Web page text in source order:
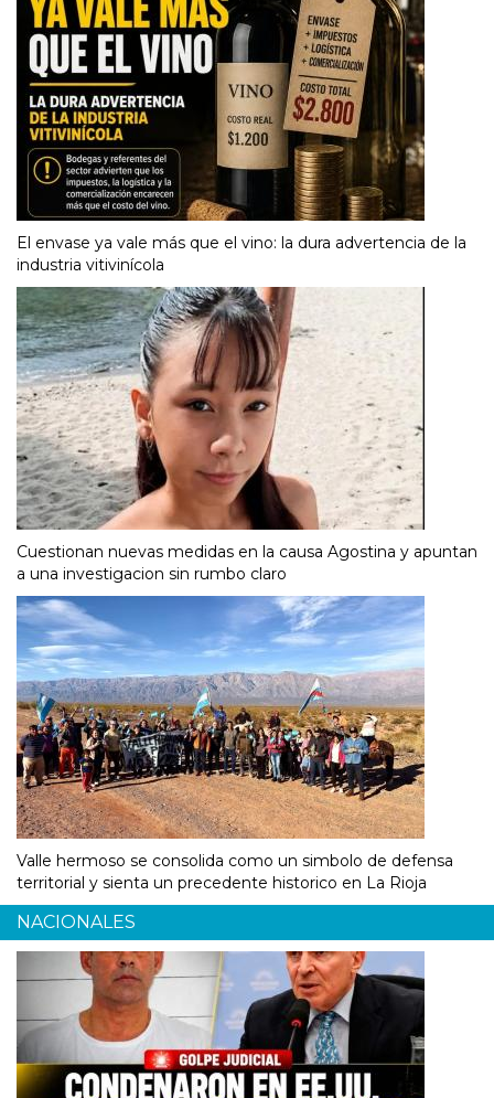
El envase ya vale más que el vino: la dura advertencia de la
industria vitivinícola
Cuestionan nuevas medidas en la causa Agostina y apuntan
a una investigacion sin rumbo claro
Valle hermoso se consolida como un simbolo de defensa
territorial y sienta un precedente historico en La Rioja
NACIONALES